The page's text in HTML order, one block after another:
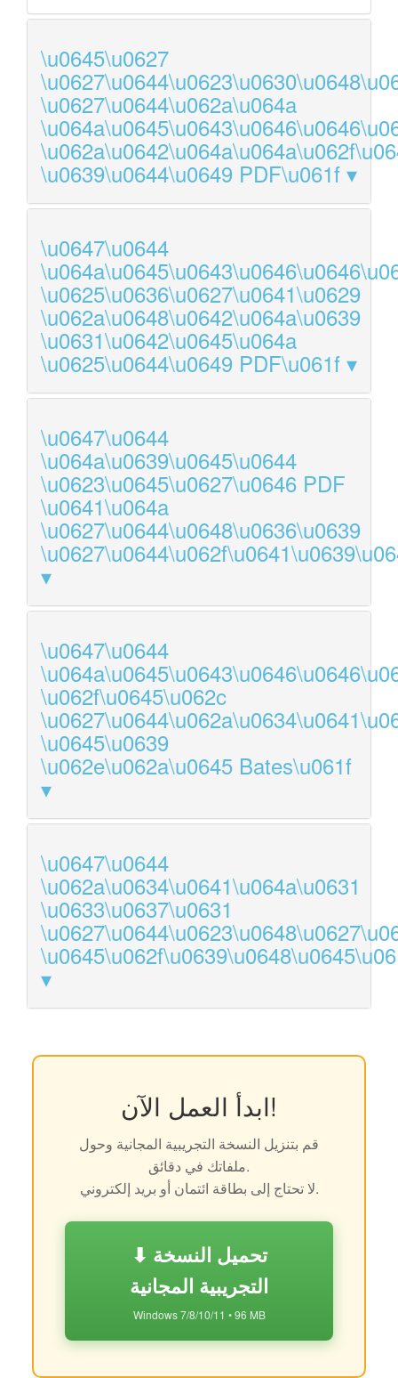
\u0645\u0627
\u0627\u0644\u062a\u064a
\u0639\u0644\u0649 PDF\u061f
\u0647\u0644
\u0625\u0636\u0627\u0641\u0629
\u062a\u0648\u0642\u064a\u0639
\u0631\u0642\u0645\u064a
\u0625\u0644\u0649 PDF\u061f
\u0647\u0644
\u064a\u0639\u0645\u0644
\u0623\u0645\u0627\u0646 PDF
\u0641\u064a
\u0627\u0644\u0648\u0636\u0639
\u0647\u0644
\u062f\u0645\u062c
\u0645\u0639
\u062e\u062a\u0645 Bates\u061f
\u0647\u0644
\u062a\u0634\u0641\u064a\u0631
\u0633\u0637\u0631
ابدأ العمل الآن!
قم بتنزيل النسخة التجريبية المجانية وحول
ملفاتك في دقائق.
لا تحتاج إلى بطاقة ائتمان أو بريد إلكتروني.
⬇ تحميل النسخة
التجريبية المجانية
Windows 7/8/10/11 • 96 MB